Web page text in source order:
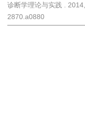
诊断学理论与实践 .
2870.a0880